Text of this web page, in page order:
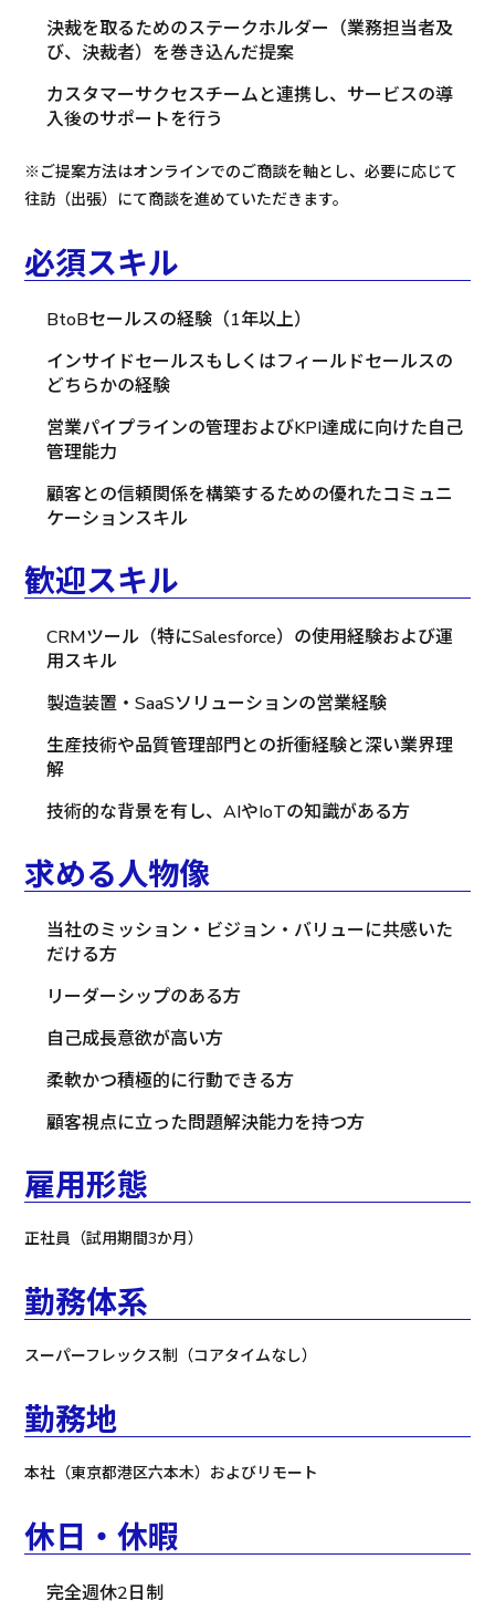
決裁を取るためのステークホルダー（業務担当者及
び、決裁者）を巻き込んだ提案
カスタマーサクセスチームと連携し、サービスの導
入後のサポートを行う
※ご提案方法はオンラインでのご商談を軸とし、必要に応じて
往訪（出張）にて商談を進めていただきます。
必須スキル
BtoBセールスの経験（1年以上）
インサイドセールスもしくはフィールドセールスの
どちらかの経験
営業パイプラインの管理およびKPI達成に向けた自己
管理能力
顧客との信頼関係を構築するための優れたコミュニ
ケーションスキル
歓迎スキル
CRMツール（特にSalesforce）の使用経験および運
用スキル
製造装置・SaaSソリューションの営業経験
生産技術や品質管理部門との折衝経験と深い業界理
解
技術的な背景を有し、AIやIoTの知識がある方
求める人物像
当社のミッション・ビジョン・バリューに共感いた
だける方
リーダーシップのある方
自己成長意欲が高い方
柔軟かつ積極的に行動できる方
顧客視点に立った問題解決能力を持つ方
雇用形態
正社員（試用期間3か月）
勤務体系
スーパーフレックス制（コアタイムなし）
勤務地
本社（東京都港区六本木）およびリモート
休日・休暇
完全週休2日制